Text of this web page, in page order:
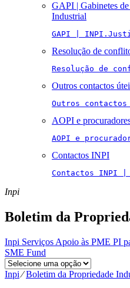
GAPI | Gabinetes
Industrial
GAPI |
Resolução de
Resolução de
Outros contactos
Outros
AOPI e
AOPI e
Contactos INPI
Contactos INPI
Inpi
Boletim da
Inpi Serviços Apoio às PME PI
SME Fund
Inpi⁄Boletim da Propriedade